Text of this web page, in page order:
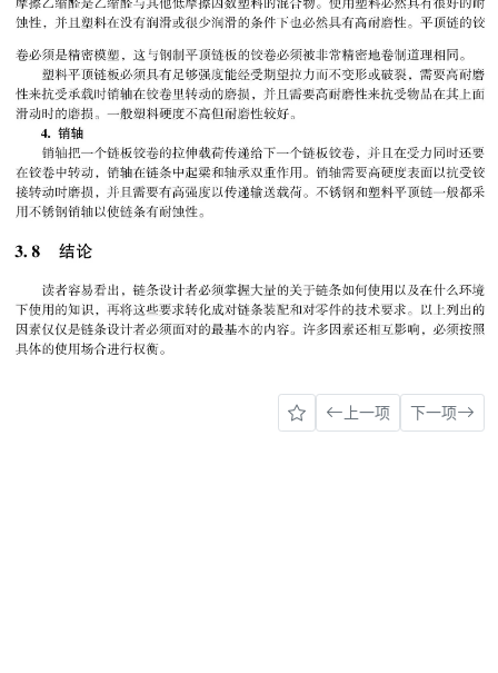
上一项 下一项